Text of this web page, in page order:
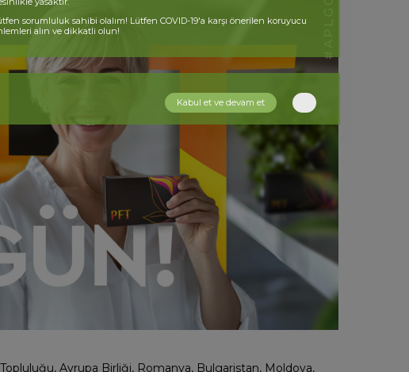
Avrupa Birliği, Romanya, Bulgaristan, Moldova,
sorumluluk sahibi olalım! Lütfen COVID-19'a karşı önerilen koruyucu
alın ve dikkatli olun!
Kabul et ve devam et